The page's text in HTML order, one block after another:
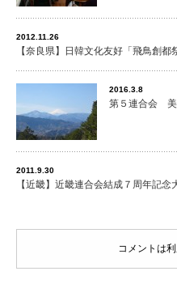
2012.11.26
【奈良県】日韓文化友好「飛鳥創
2016.3.8
第５連合会 美
2011.9.30
【近畿】近畿連合会結成７周年記念
コメントは利